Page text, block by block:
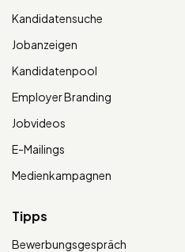
Kandidatensuche
Jobanzeigen
Kandidatenpool
Employer Branding
Jobvideos
E-Mailings
Medienkampagnen
Tipps
Bewerbungsgespräch